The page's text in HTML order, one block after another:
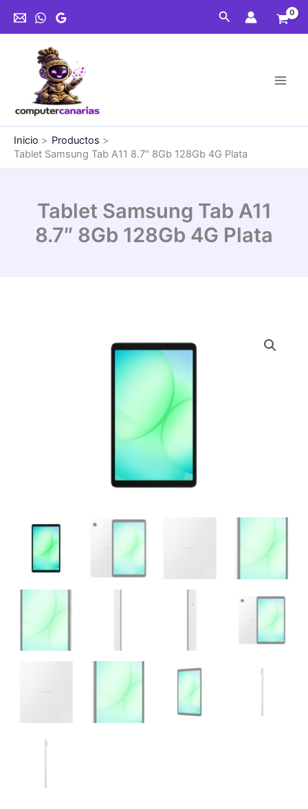
Buscar
Inicio
Productos
Tablet Samsung Tab A11 8.7″ 8Gb 128Gb 4G Plata
Tablet Samsung Tab A11
8.7″ 8Gb 128Gb 4G Plata